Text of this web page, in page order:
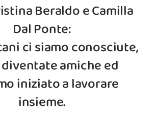
Beraldo e Camilla
Dal Ponte:
ci siamo conosciute,
amiche ed
iniziato a lavorare
insieme.